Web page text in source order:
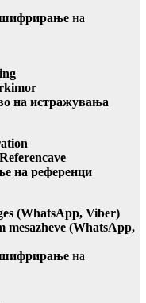
на
на истражувања
на референци
(WhatsApp, Viber)
(WhatsApp,
на